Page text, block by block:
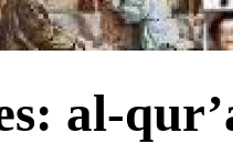
al-